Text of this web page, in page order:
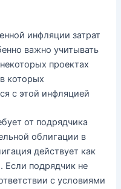
инфляции затрат
важно учитывать
проектах
которых
с этой инфляцией
от подрядчика
облигации в
действует как
Если подрядчик не
с условиями